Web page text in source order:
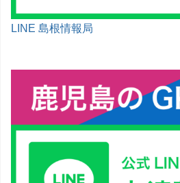
LINE 島根情報局